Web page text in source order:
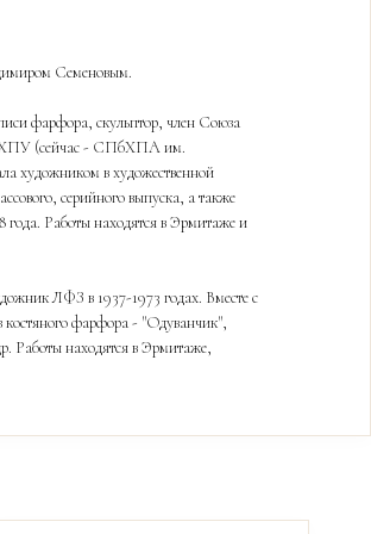
Семеновым.
фарфора, скульптор, член Союза
(сейчас - СПбХПА им.
художником в художественной
серийного выпуска, а также
года. Работы находятся в Эрмитаже и
ЛФЗ в 1937-1973 годах. Вместе с
костяного фарфора - "Одуванчик",
Работы находятся в Эрмитаже,